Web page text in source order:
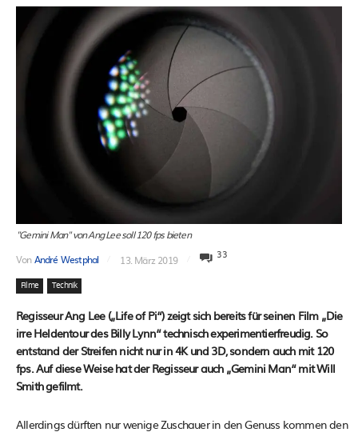
"Gemini Man" von Ang Lee soll 120 fps bieten
VonAndré Westphal 13. März 2019 33
Filme Technik
Regisseur Ang Lee („Life of Pi“) zeigt sich bereits für seinen Film „Die
irre Heldentour des Billy Lynn“ technisch experimentierfreudig. So
entstand der Streifen nicht nur in 4K und 3D, sondern auch mit 120
fps. Auf diese Weise hat der Regisseur auch „Gemini Man“ mit Will
Smith gefilmt.
Allerdings dürften nur wenige Zuschauer in den Genuss kommen den